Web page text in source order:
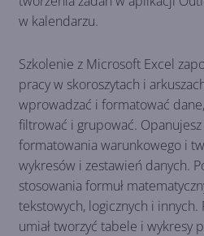
w kalendarzu.
Szkolenie z Microsoft Excel
pracy w skoroszytach i
wprowadzać i formatować
filtrować i grupować.
formatowania warunkowego i
wykresów i zestawień danych.
stosowania formuł
tekstowych, logicznych i
umiał tworzyć tabele i wykresy